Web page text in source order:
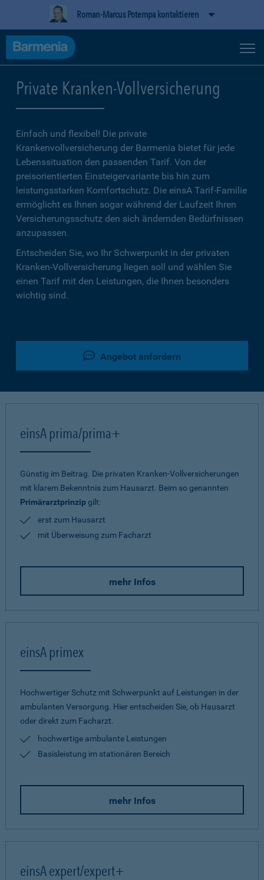
Roman-Marcus Potempa kontaktieren
Private Kranken-Vollversicherung
Einfach und flexibel! Die private
Krankenvollversicherung der Barmenia bietet für jede
Lebenssituation den passenden Tarif. Von der
preisorientierten Einsteigervariante bis hin zum
leistungsstarken Komfortschutz. Die einsA Tarif-Familie
ermöglicht es Ihnen sogar während der Laufzeit Ihren
Versicherungsschutz den sich ändernden Bedürfnissen
anzupassen.
Entscheiden Sie, wo Ihr Schwerpunkt in der privaten
Kranken-Vollversicherung liegen soll und wählen Sie
einen Tarif mit den Leistungen, die Ihnen besonders
wichtig sind.
Angebot anfordern
einsA prima/prima+
Günstig im Beitrag. Die privaten Kranken-Vollversicherungen
mit klarem Bekenntnis zum Hausarzt. Beim so genannten
Primärarztprinzipgilt:
erst zum Hausarzt
mit Überweisung zum Facharzt
mehr Infos
einsA primex
Hochwertiger Schutz mit Schwerpunkt auf Leistungen in der
ambulanten Versorgung. Hier entscheiden Sie, ob Hausarzt
oder direkt zum Facharzt.
hochwertige ambulante Leistungen
Basisleistung im stationären Bereich
mehr Infos
einsA expert/expert+